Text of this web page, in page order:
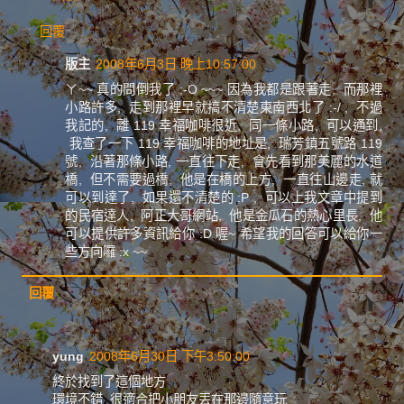
回覆
版主 2008年6月3日 晚上10:57:00
ㄚ~~ 真的問倒我了 :-O ~~~ 因為我都是跟著走, 而那裡
小路許多, 走到那裡早就搞不清楚東南西北了 :-/ , 不過
我記的, 離 119 幸福咖啡很近, 同一條小路, 可以通到,
我查了一下 119 幸福咖啡的地址是, 瑞芳鎮五號路 119
號, 沿著那條小路, 一直往下走, 會先看到那美麗的水道
橋, 但不需要過橋, 他是在橋的上方, 一直往山邊走, 就
可以到達了, 如果還不清楚的 :P , 可以上我文章中提到
的民宿達人, 阿正大哥網站, 他是金瓜石的熱心里長, 他
可以提供許多資訊給你 :D 喔~ 希望我的回答可以給你一
些方向囉 :x ~~
回覆
yung 2008年6月30日 下午3:50:00
終於找到了這個地方
環境不錯 很適合把小朋友丟在那邊隨意玩